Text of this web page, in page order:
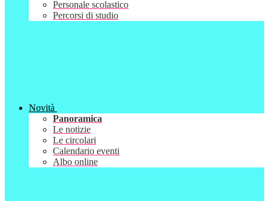
Personale scolastico
Percorsi di studio
Novità
Panoramica
Le notizie
Le circolari
Calendario eventi
Albo online